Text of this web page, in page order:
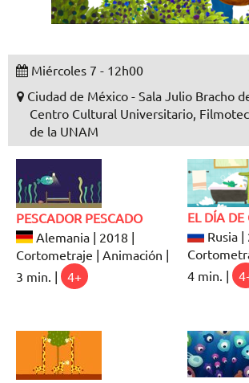
Miércoles 7 - 12h00
Ciudad de México - Sala Julio Bracho
Centro Cultural Universitario,
de la UNAM
PESCADOR PESCADO
Alemania | 2018 |
Cortometraje | Animación |
3 min. |
4+
EL DÍA DE
Rusia |
4 min. |